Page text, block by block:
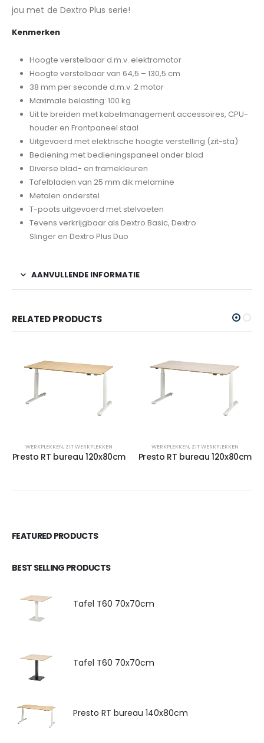
jou met de Dextro Plus serie!
Kenmerken
Hoogte verstelbaar d.m.v. elektromotor
Hoogte verstelbaar van 64,5 – 130,5 cm
38 mm per seconde d.m.v. 2 motor
Maximale belasting: 100 kg
Uit te breiden met kabelmanagement accessoires, CPU-
houder en Frontpaneel staal
Uitgevoerd met elektrische hoogte verstelling (zit-sta)
Bediening met bedieningspaneel onder blad
Diverse blad- en framekleuren
Tafelbladen van 25 mm dik melamine
Metalen onderstel
T-poots uitgevoerd met stelvoeten
Tevens verkrijgbaar als Dextro Basic, Dextro
Slinger en Dextro Plus Duo
AANVULLENDE INFORMATIE
RELATED PRODUCTS
WERKPLEKKEN, ZIT WERKPLEKKEN
Presto RT bureau 120x80cm
WERKPLEKKEN, ZIT WERKPLEKKEN
Presto RT bureau 120x80cm
FEATURED PRODUCTS
BEST SELLING PRODUCTS
Tafel T60 70x70cm
Tafel T60 70x70cm
Presto RT bureau 140x80cm